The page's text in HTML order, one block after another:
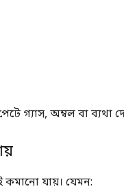
গ্যাস, অম্বল বা ব্যথা
যায়। যেমন: